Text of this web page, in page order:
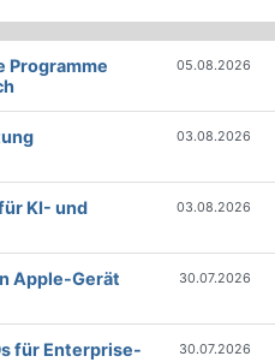
Programme
05.08.2026
03.08.2026
KI- und
03.08.2026
Apple-Gerät
30.07.2026
für Enterprise-
30.07.2026